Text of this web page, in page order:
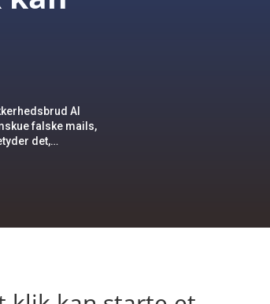
AI
falske mails,
det,…